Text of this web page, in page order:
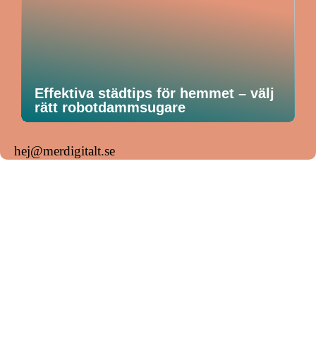
Effektiva städtips för hemmet – välj
rätt robotdammsugare
hej@merdigitalt.se